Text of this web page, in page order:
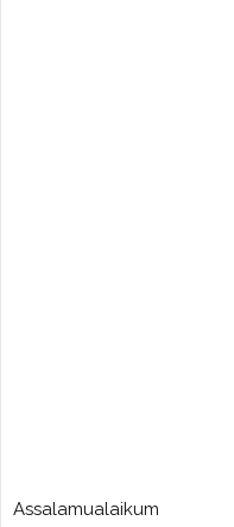
Assalamualaikum